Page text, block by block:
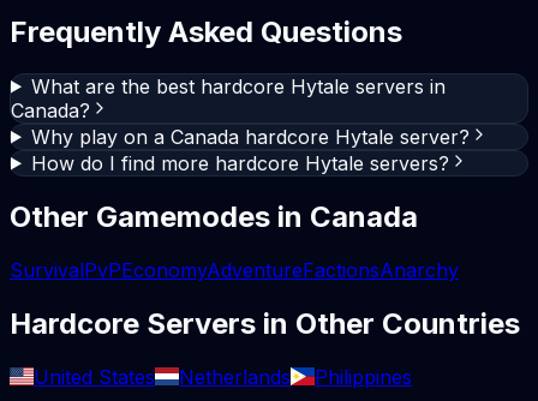
Frequently Asked Questions
What are the best hardcore Hytale servers in
Canada?
Why play on a Canada hardcore Hytale server?
How do I find more hardcore Hytale servers?
Other Gamemodes in Canada
SurvivalPvPEconomyAdventureFactionsAnarchy
Hardcore Servers in Other Countries
United States Netherlands Philippines